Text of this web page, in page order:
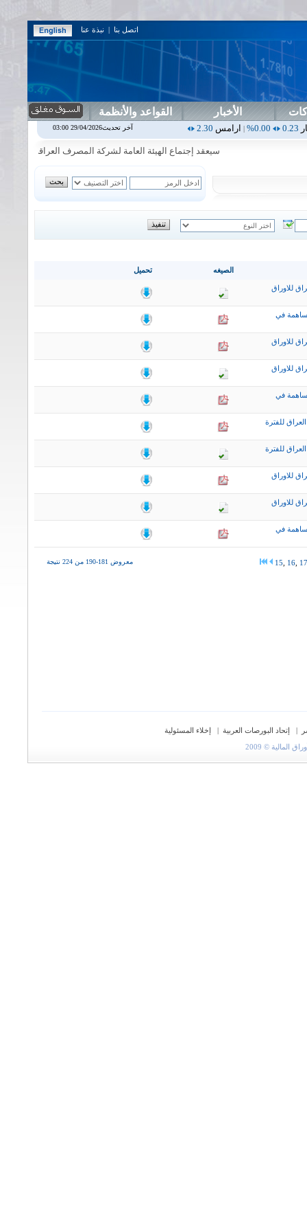
اتصل بنا | نبذة عنا
الأخبار القواعد والأنظمة
|ارامس2.30
0.00%
|اربيل |اس بنك0.00
سيعقد إجتماع الهيئة العامة لشركة المصرف العراقي الاسلامي في
تحميل الصيغه
للاوراق
في
للاوراق
للاوراق
في
للفترة
للفترة
للاوراق
للاوراق
في
معروض 181-190 من 224 نتيجة 15 16 17
| إتحاد البورصات العربية |
إخلاء المسئولية
© 2009